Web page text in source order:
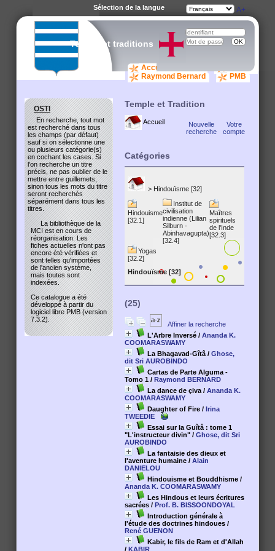
Temple et Tradition
Accueil
Accueil catalogue
osti.org
Raymond Bernard
PMB
Temple et traditions
Nouvelle
recherche
Votre
compte
Catégories
> Hindouïsme [32]
Hindouisme
[32.1]
Institut de
civilisation
indienne (Lilian
Silburn -
Abinhavagupta)
[32.4]
Maîtres
spirituels
de l'Inde
[32.3]
Yogas
[32.2]
Hindouïsme [32]
(25)
Affiner la recherche
L'Arbre Inversé / Ananda K.
COOMARASWAMY
La Bhagavad-Gîtâ / Ghose,
dit Sri AUROBINDO
Cartas de Parte Alguma -
Tomo 1 / Raymond BERNARD
La dance de çiva / Ananda K.
COOMARASWAMY
Daughter of Fire / Irina
TWEEDIE
Essai sur la Guîtâ : tome 1
"L'instructeur divin" / Ghose, dit Sri
AUROBINDO
La fantaisie des dieux et
l'aventure humaine / Alain
DANIELOU
Hindouisme et Bouddhisme /
Ananda K. COOMARASWAMY
Les Hindous et leurs écritures
sacrées / Prof. B. BISSOONDOYAL
Introduction générale à
l'étude des doctrines hindoues /
René GUENON
Kabir, le fils de Ram et d'Allah
/ KABIR
OSTI
En recherche, tout mot
est recherché dans tous
les champs (par défaut)
sauf si on sélectionne une
ou plusieurs catégorie(s)
en cochant les cases. Si
l'on recherche un titre
précis, ne pas oublier de le
mettre entre guillemets,
sinon tous les mots du titre
seront recherchés
séparément dans tous les
titres.
La bibliothèque de la
MCI est en cours de
réorganisation. Les
fiches actuelles n'ont pas
encore été vérifiées et
sont telles qu'importées
de l'ancien système,
mais toutes sont
indexées.
Ce catalogue a été
développé à partir du
logiciel libre PMB (version
7.3.2).
A A+
Sélection de la langue